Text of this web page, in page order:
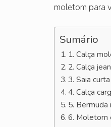
moletom para
Sumário
1. Calça
2. Calça
3. Saia
4. Calça
5.
6. Moletom